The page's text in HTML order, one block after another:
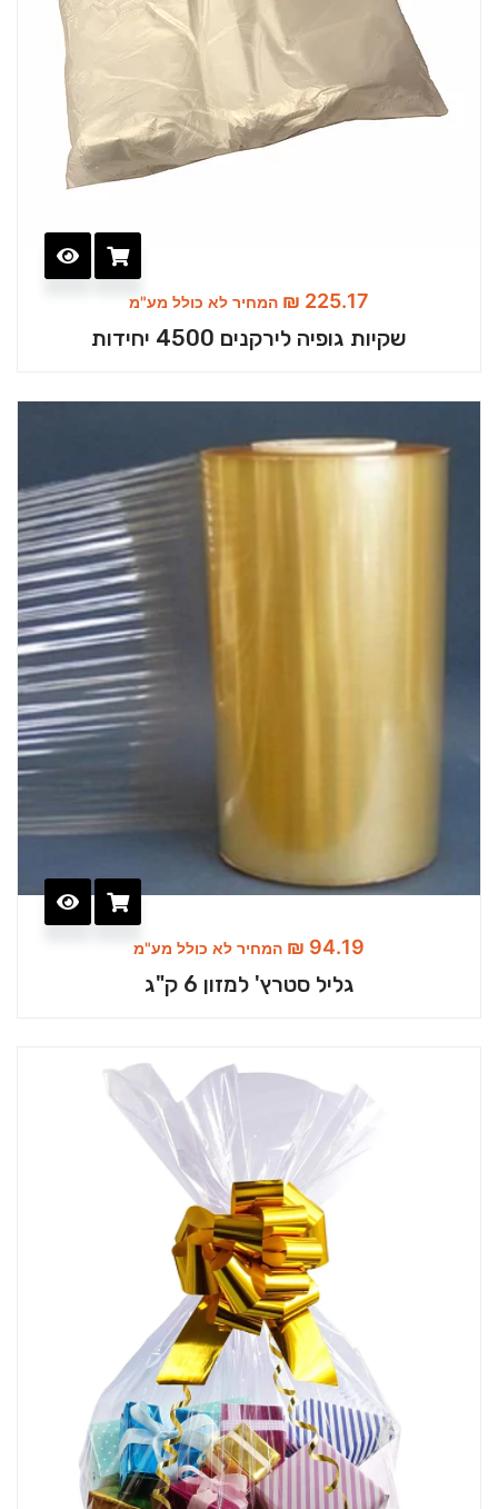
₪ 225.17 המחיר לא כולל מע"מ
שקיות גופיה לירקנים 4500 יחידות
₪ 94.19 המחיר לא כולל מע"מ
גליל סטרץ' למזון 6 ק"ג